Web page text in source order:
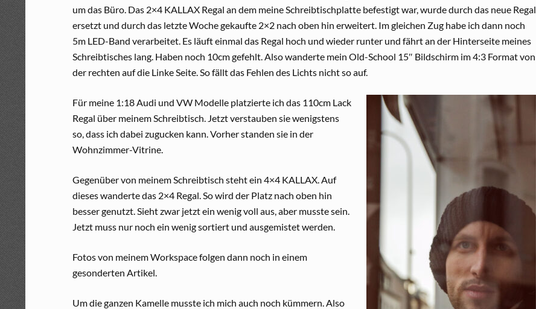
um das Büro. Das 2×4 KALLAX Regal an dem meine Schreibtischplatte befestigt war, wurde durch das neue Regal
ersetzt und durch das letzte Woche gekaufte 2×2 nach oben hin erweitert. Im gleichen Zug habe ich dann noch
5m LED-Band verarbeitet. Es läuft einmal das Regal hoch und wieder runter und fährt an der Hinterseite meines
Schreibtisches lang. Haben noch 10cm gefehlt. Also wanderte mein Old-School 15″ Bildschirm im 4:3 Format von
der rechten auf die Linke Seite. So fällt das Fehlen des Lichts nicht so auf.
Für meine 1:18 Audi und VW Modelle platzierte ich das 110cm Lack
Regal über meinem Schreibtisch. Jetzt verstauben sie wenigstens
so, dass ich dabei zugucken kann. Vorher standen sie in der
Wohnzimmer-Vitrine.
Gegenüber von meinem Schreibtisch steht ein 4×4 KALLAX. Auf
dieses wanderte das 2×4 Regal. So wird der Platz nach oben hin
besser genutzt. Sieht zwar jetzt ein wenig voll aus, aber musste sein.
Jetzt muss nur noch ein wenig sortiert und ausgemistet werden.
Fotos von meinem Workspace folgen dann noch in einem
gesonderten Artikel.
Um die ganzen Kamelle musste ich mich auch noch kümmern. Also